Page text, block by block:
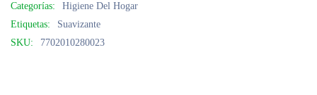
Categorías:
Higiene Del Hogar
Etiquetas:
Suavizante
SKU:
7702010280023